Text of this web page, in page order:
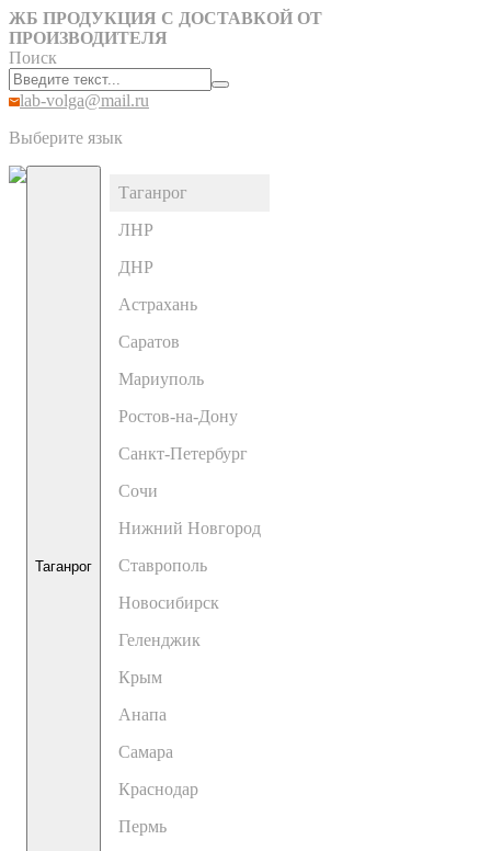
ЖБ ПРОДУКЦИЯ С ДОСТАВКОЙ ОТ
ПРОИЗВОДИТЕЛЯ
Поиск
lab-volga@mail.ru
Выберите язык
Таганрог
Таганрог
ЛНР
ДНР
Астрахань
Саратов
Мариуполь
Ростов-на-Дону
Санкт-Петербург
Сочи
Нижний Новгород
Ставрополь
Новосибирск
Геленджик
Крым
Анапа
Самара
Краснодар
Пермь